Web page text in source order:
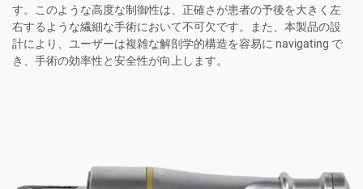
す。このような高度な制御性は、正確さが患者の予後を大きく左
右するような繊細な手術において不可欠です。また、本製品の設
計により、ユーザーは複雑な解剖学的構造を容易に navigating で
き、手術の効率性と安全性が向上します。